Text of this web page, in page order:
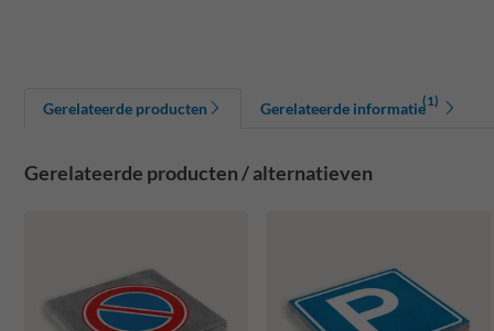
Gerelateerde producten Gerelateerde informatie(1)
Gerelateerde producten / alternatieven